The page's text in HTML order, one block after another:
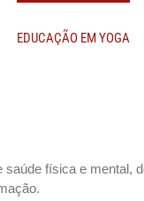
EDUCAÇÃO EM YOGA
saúde física e mental,